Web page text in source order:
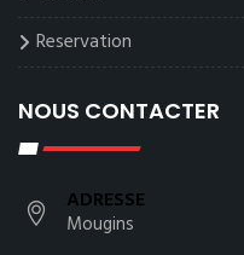
Reservation
NOUS CONTACTER
ADRESSE
Mougins